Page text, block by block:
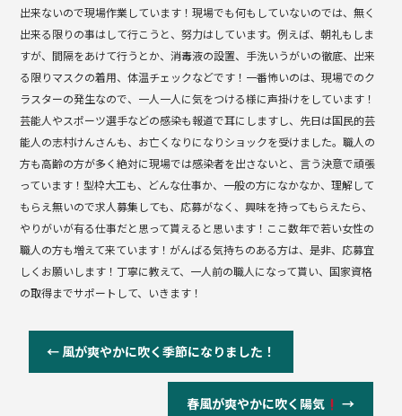
出来ないので現場作業しています！現場でも何もしていないのでは、無く
出来る限りの事はして行こうと、努力はしています。例えば、朝礼もしま
すが、間隔をあけて行うとか、消毒液の設置、手洗いうがいの徹底、出来
る限りマスクの着用、体温チェックなどです！一番怖いのは、現場でのク
ラスターの発生なので、一人一人に気をつける様に声掛けをしています！
芸能人やスポーツ選手などの感染も報道で耳にしますし、先日は国民的芸
能人の志村けんさんも、お亡くなりになりショックを受けました。職人の
方も高齢の方が多く絶対に現場では感染者を出さないと、言う決意で頑張
っています！型枠大工も、どんな仕事か、一般の方になかなか、理解して
もらえ無いので求人募集しても、応募がなく、興味を持ってもらえたら、
やりがいが有る仕事だと思って貰えると思います！ここ数年で若い女性の
職人の方も増えて来ています！がんばる気持ちのある方は、是非、応募宜
しくお願いします！丁寧に教えて、一人前の職人になって貰い、国家資格
の取得までサポートして、いきます！
← 風が爽やかに吹く季節になりました！
春風が爽やかに吹く陽気 →